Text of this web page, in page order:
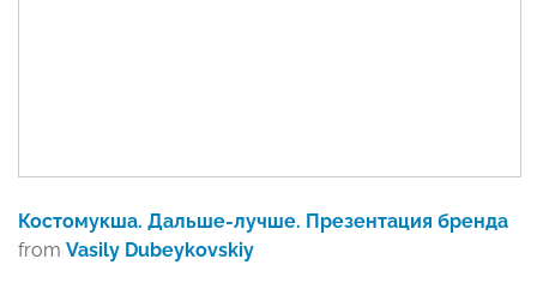
Костомукша. Дальше-лучше. Презентация бренда
from Vasily Dubeykovskiy